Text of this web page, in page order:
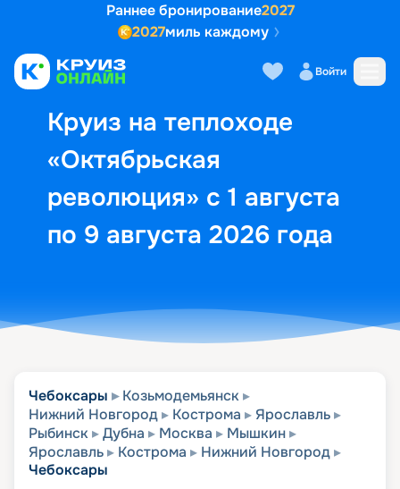
Раннее бронирование2027
2027миль каждому
Войти
Круиз на теплоходе
«Октябрьская
революция» с 1 августа
по 9 августа 2026 года
Выбор кают Маршрут и
Чебоксары
Козьмодемьянск
Нижний Новгород
Кострома
Ярославль
Рыбинск
Дубна Москва
Мышкин
Ярославль
Кострома
Нижний Новгород
Чебоксары